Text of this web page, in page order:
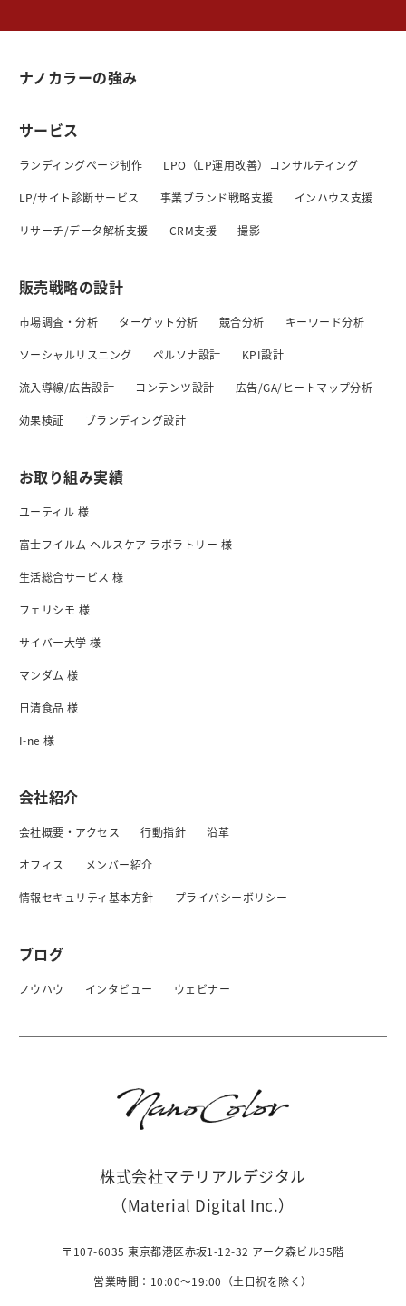
ナノカラーの強み
サービス
ランディングページ制作 LPO（LP運用改善）コンサルティング
LP/サイト診断サービス 事業ブランド戦略支援 インハウス支援
リサーチ/データ解析支援 CRM支援 撮影
販売戦略の設計
市場調査・分析 ターゲット分析 競合分析 キーワード分析
ソーシャルリスニング ペルソナ設計 KPI設計
流入導線/広告設計 コンテンツ設計 広告/GA/ヒートマップ分析
効果検証 ブランディング設計
お取り組み実績
ユーティル 様
富士フイルム ヘルスケア ラボラトリー 様
生活総合サービス 様
フェリシモ 様
サイバー大学 様
マンダム 様
日清食品 様
I-ne 様
会社紹介
会社概要・アクセス 行動指針 沿革
オフィス メンバー紹介
情報セキュリティ基本方針 プライバシーボリシー
ブログ
ノウハウ インタビュー ウェビナー
株式会社マテリアルデジタル
（Material Digital Inc.）
〒107-6035 東京都港区赤坂1-12-32 アーク森ビル35階
営業時間：10:00〜19:00（土日祝を除く）